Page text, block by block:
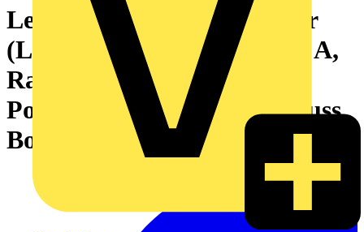
Leiterplattensteckverbinder
(Leiteranschluss), 320 V, 18 A,
Raster in mm: 5.00, 4 mm²,
Polzahl: 2, Zugbügelanschluss,
Box